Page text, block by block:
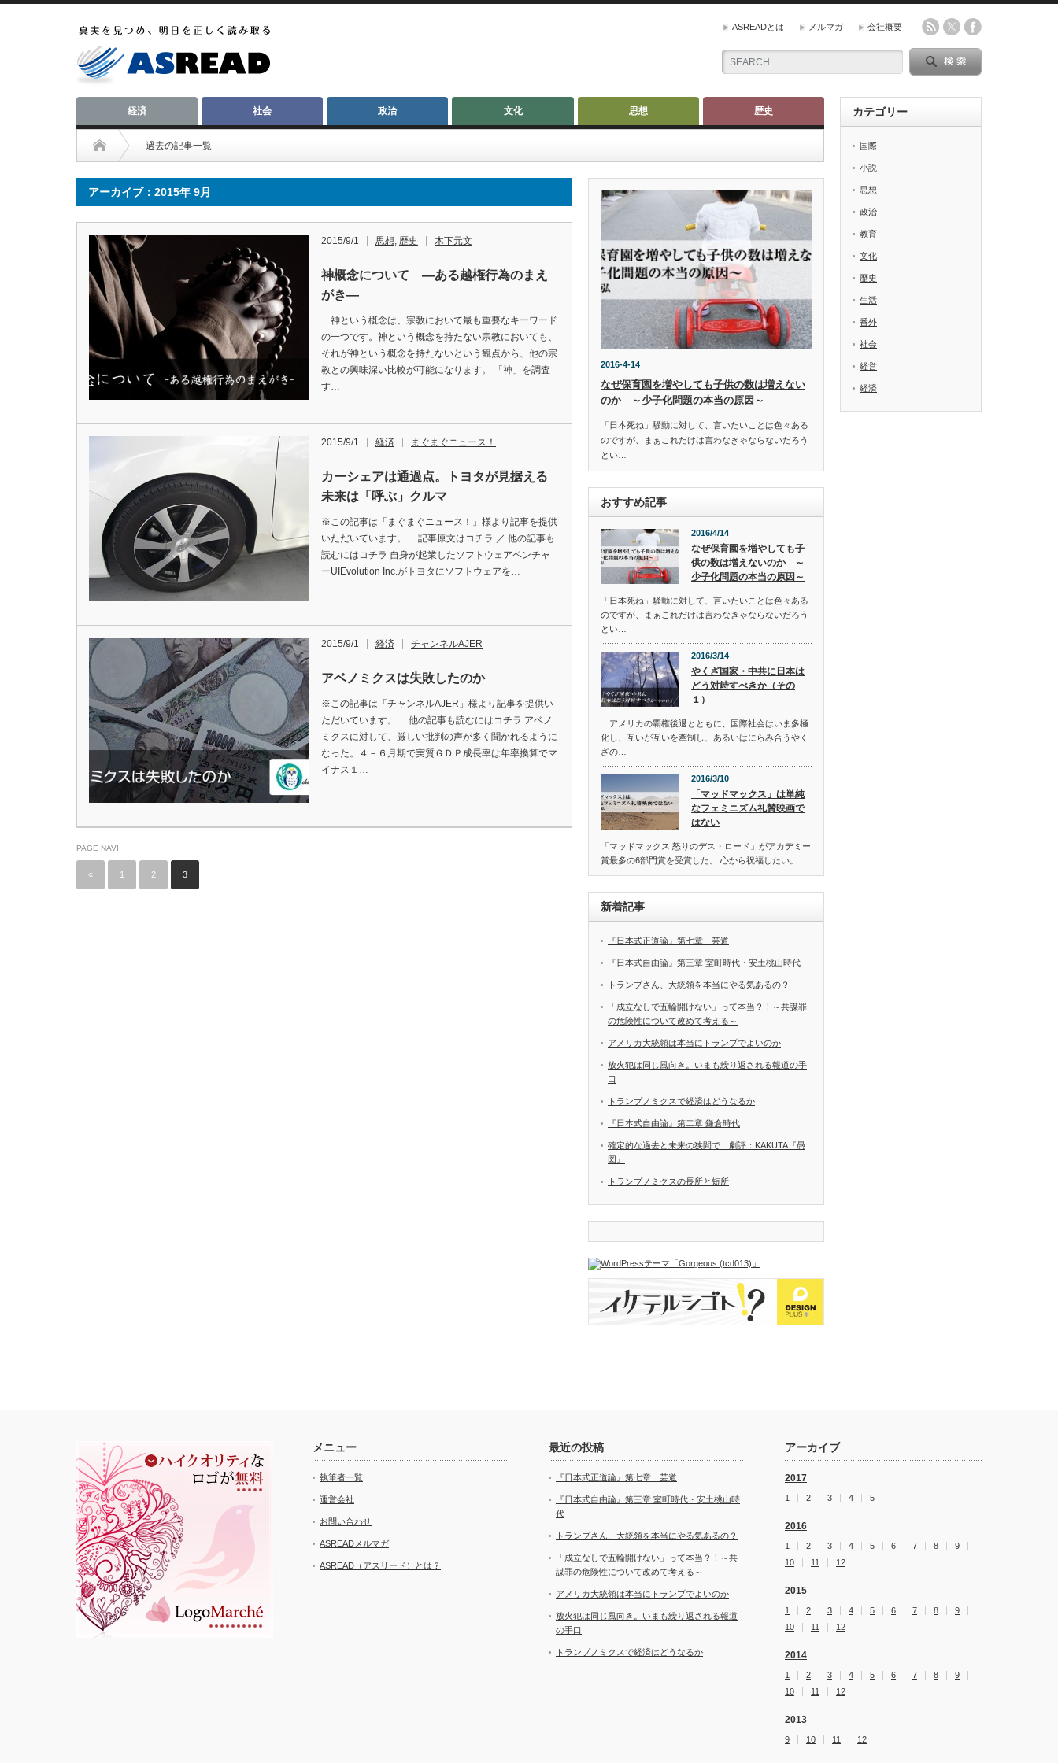
ASREADとは メルマガ 会社概要
経済 社会 政治 文化 思想 歴史
過去の記事一覧
アーカイブ：2015年 9月
2015/9/1 思想, 歴史 木下元文
神概念について ―ある越権行為のまえ
がき―
神という概念は、宗教において最も重要なキーワード
の一つです。神という概念を持たない宗教においても、
それが神という概念を持たないという観点から、他の宗
教との興味深い比較が可能になります。 「神」を調査
す…
2015/9/1 経済 まぐまぐニュース！
カーシェアは通過点。トヨタが見据える
未来は「呼ぶ」クルマ
※この記事は「まぐまぐニュース！」様より記事を提供
いただいています。 記事原文はコチラ ／ 他の記事も
読むにはコチラ 自身が起業したソフトウェアベンチャ
ーUIEvolution Inc.がトヨタにソフトウェアを…
2015/9/1 経済 チャンネルAJER
アベノミクスは失敗したのか
※この記事は「チャンネルAJER」様より記事を提供い
ただいています。 他の記事も読むにはコチラ アベノ
ミクスに対して、厳しい批判の声が多く聞かれるように
なった。４－６月期で実質ＧＤＰ成長率は年率換算でマ
イナス１…
PAGE NAVI
« 1 2 3
2016-4-14
なぜ保育園を増やしても子供の数は増えない
のか ～少子化問題の本当の原因～
「日本死ね」騒動に対して、言いたいことは色々ある
のですが、まぁこれだけは言わなきゃならないだろう
とい…
おすすめ記事
2016/4/14
なぜ保育園を増やしても子
供の数は増えないのか ～
少子化問題の本当の原因～
「日本死ね」騒動に対して、言いたいことは色々ある
のですが、まぁこれだけは言わなきゃならないだろう
とい…
2016/3/14
やくざ国家・中共に日本は
どう対峙すべきか（その
１）
アメリカの覇権後退とともに、国際社会はいま多極
化し、互いが互いを牽制し、あるいはにらみ合うやく
ざの…
2016/3/10
「マッドマックス」は単純
なフェミニズム礼賛映画で
はない
「マッドマックス 怒りのデス・ロード」がアカデミー
賞最多の6部門賞を受賞した。 心から祝福したい。…
新着記事
『日本式正道論』第七章 芸道
『日本式自由論』第三章 室町時代・安土桃山時代
トランプさん、大統領を本当にやる気あるの？
「成立なしで五輪開けない」って本当？！～共謀罪
の危険性について改めて考える～
アメリカ大統領は本当にトランプでよいのか
放火犯は同じ風向き。いまも繰り返される報道の手
口
トランプノミクスで経済はどうなるか
『日本式自由論』第二章 鎌倉時代
確定的な過去と未来の狭間で 劇評：KAKUTA『愚
図』
トランプノミクスの長所と短所
カテゴリー
国際
小説
思想
政治
教育
文化
歴史
生活
番外
社会
経営
経済
メニュー
執筆者一覧
運営会社
お問い合わせ
ASREADメルマガ
ASREAD（アスリード）とは？
最近の投稿
『日本式正道論』第七章 芸道
『日本式自由論』第三章 室町時代・安土桃山時
代
トランプさん、大統領を本当にやる気あるの？
「成立なしで五輪開けない」って本当？！～共
謀罪の危険性について改めて考える～
アメリカ大統領は本当にトランプでよいのか
放火犯は同じ風向き。いまも繰り返される報道
の手口
トランプノミクスで経済はどうなるか
アーカイブ
2017
1 2 3 4 5
2016
1 2 3 4 5 6 7 8
9
10
11 12
2015
1 2 3 4 5 6 7 8
9
10
11 12
2014
1 2 3 4 5 6 7 8
9
10
11 12
2013
9 10 11 12